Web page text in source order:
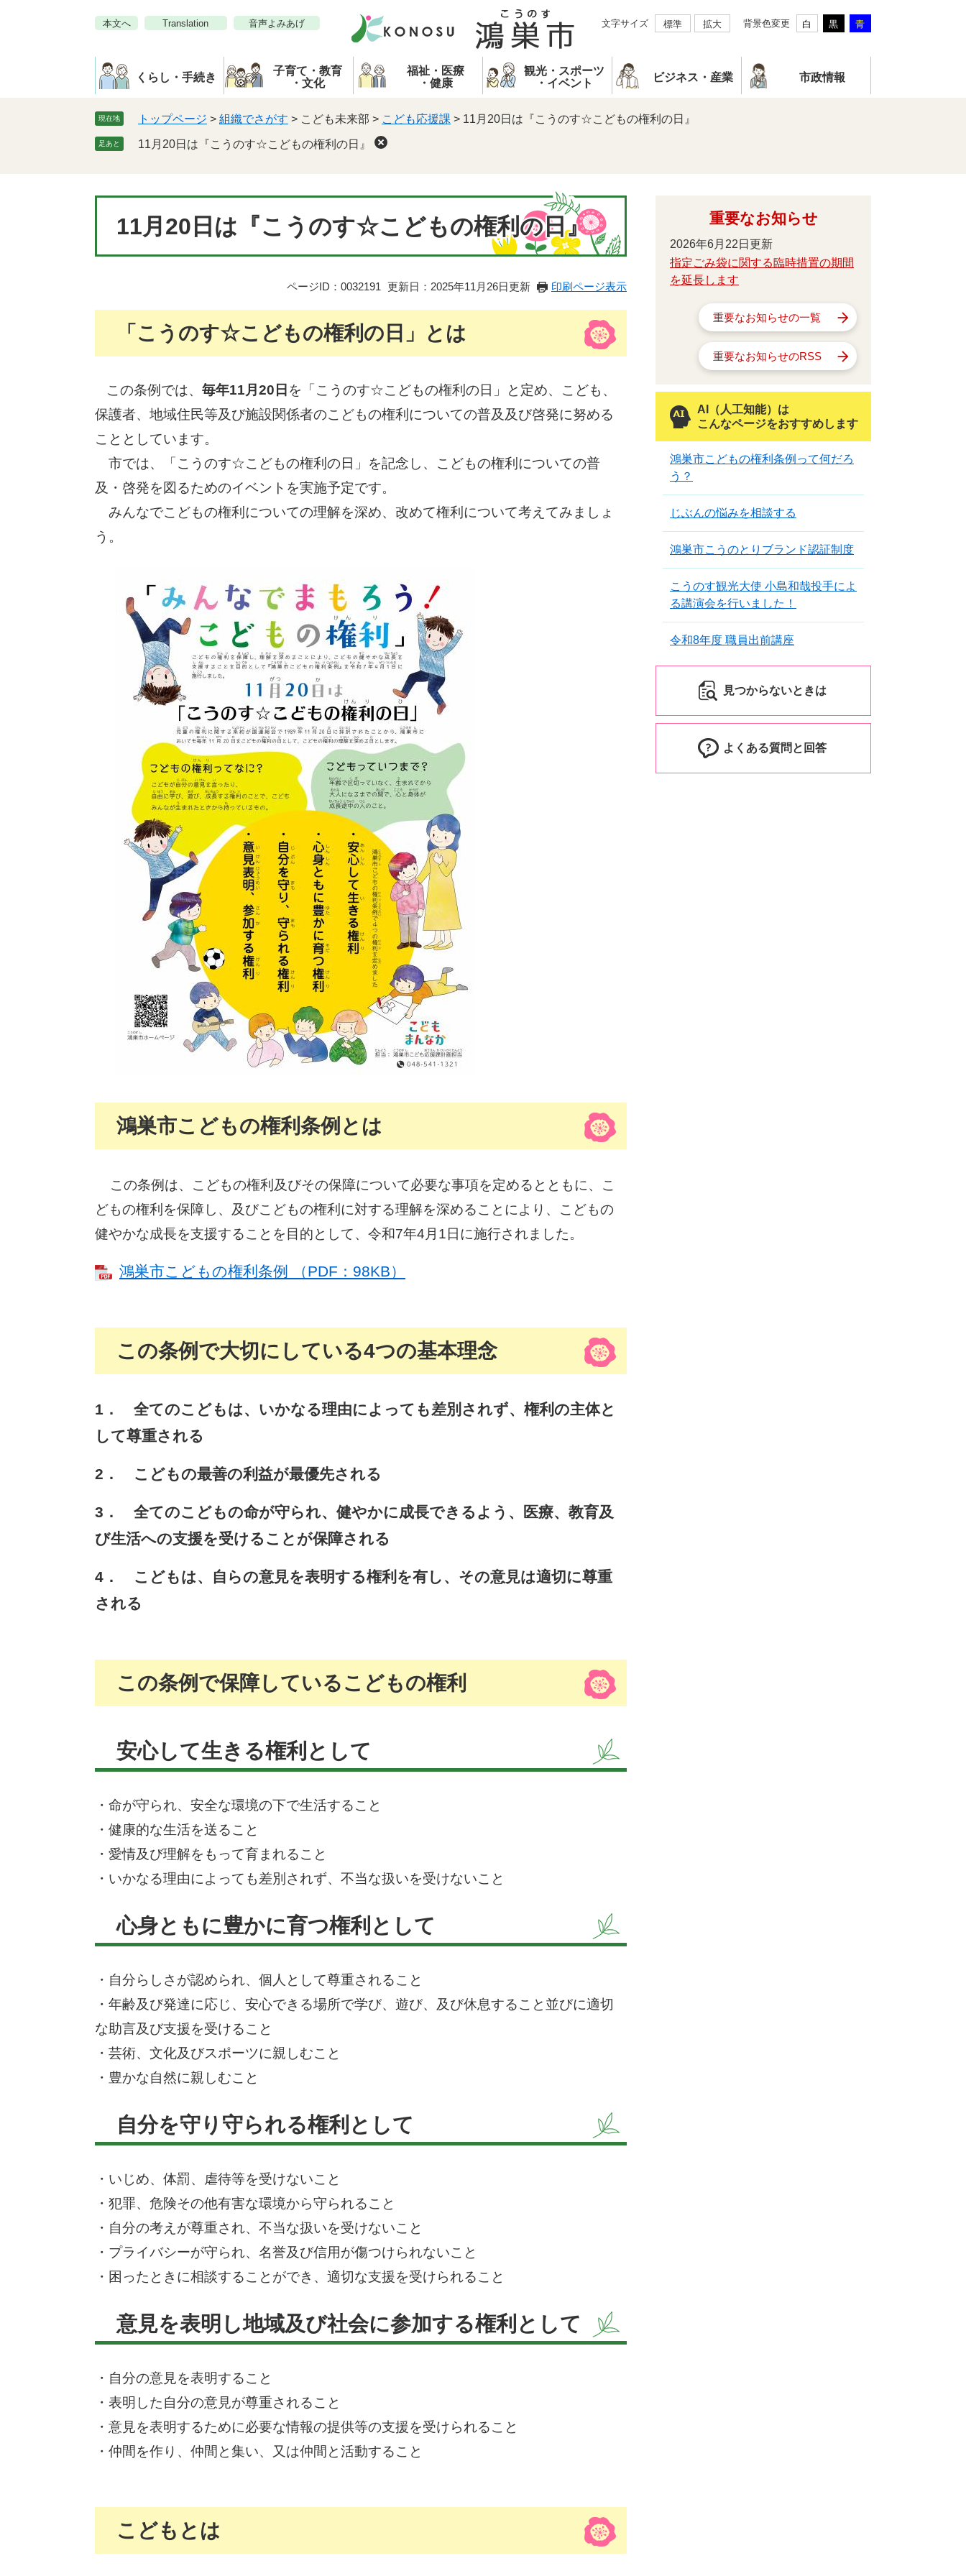
本文へ Translation 音声よみあげ 文字サイズ 標準 拡大 背景色変更 白 黒 青
くらし・手続き
子育て・教育
・文化
福祉・医療
・健康
観光・スポーツ
・イベント
ビジネス・産業 市政情報
現在地 トップページ > 組織でさがす > こども未来部 > こども応援課 > 11月20日は『こうのす☆こどもの権利の日』
足あと 11月20日は『こうのす☆こどもの権利の日』
11月20日は『こうのす☆こどもの権利の日』
ページID：0032191 更新日：2025年11月26日更新 印刷ページ表示
「こうのす☆こどもの権利の日」とは
この条例では、 毎年11月20日 を「こうのす☆こどもの権利の日」と定め、こども、
保護者、地域住民等及び施設関係者のこどもの権利についての普及及び啓発に努める
こととしています。
市では、「こうのす☆こどもの権利の日」を記念し、こどもの権利についての普
及・啓発を図るためのイベントを実施予定です。
みんなでこどもの権利についての理解を深め、改めて権利について考えてみましょ
う。
鴻巣市こどもの権利条例とは
この条例は、こどもの権利及びその保障について必要な事項を定めるとともに、こ
どもの権利を保障し、及びこどもの権利に対する理解を深めることにより、こどもの
健やかな成長を支援することを目的として、令和7年4月1日に施行されました。
鴻巣市こどもの権利条例 （PDF：98KB）
この条例で大切にしている4つの基本理念
1． 全てのこどもは、いかなる理由によっても差別されず、権利の主体と
して尊重される
2． こどもの最善の利益が最優先される
3． 全てのこどもの命が守られ、健やかに成長できるよう、医療、教育及
び生活への支援を受けることが保障される
4． こどもは、自らの意見を表明する権利を有し、その意見は適切に尊重
される
この条例で保障しているこどもの権利
安心して生きる権利として
・命が守られ、安全な環境の下で生活すること
・健康的な生活を送ること
・愛情及び理解をもって育まれること
・いかなる理由によっても差別されず、不当な扱いを受けないこと
心身ともに豊かに育つ権利として
・自分らしさが認められ、個人として尊重されること
・年齢及び発達に応じ、安心できる場所で学び、遊び、及び休息すること並びに適切
な助言及び支援を受けること
・芸術、文化及びスポーツに親しむこと
・豊かな自然に親しむこと
自分を守り守られる権利として
・いじめ、体罰、虐待等を受けないこと
・犯罪、危険その他有害な環境から守られること
・自分の考えが尊重され、不当な扱いを受けないこと
・プライバシーが守られ、名誉及び信用が傷つけられないこと
・困ったときに相談することができ、適切な支援を受けられること
意見を表明し地域及び社会に参加する権利として
・自分の意見を表明すること
・表明した自分の意見が尊重されること
・意見を表明するために必要な情報の提供等の支援を受けられること
・仲間を作り、仲間と集い、又は仲間と活動すること
こどもとは
重要なお知らせ
2026年6月22日更新
指定ごみ袋に関する臨時措置の期間
を延長します
重要なお知らせの一覧
重要なお知らせのRSS
AI（人工知能）は
こんなページをおすすめします
鴻巣市こどもの権利条例って何だろ
う？
じぶんの悩みを相談する
鴻巣市こうのとりブランド認証制度
こうのす観光大使 小島和哉投手によ
る講演会を行いました！
令和8年度 職員出前講座
見つからないときは
よくある質問と回答